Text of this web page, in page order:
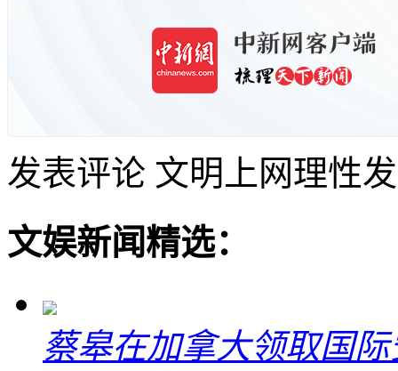
发表评论 文明上网理性
文娱新闻精选：
蔡皋在加拿大领取国